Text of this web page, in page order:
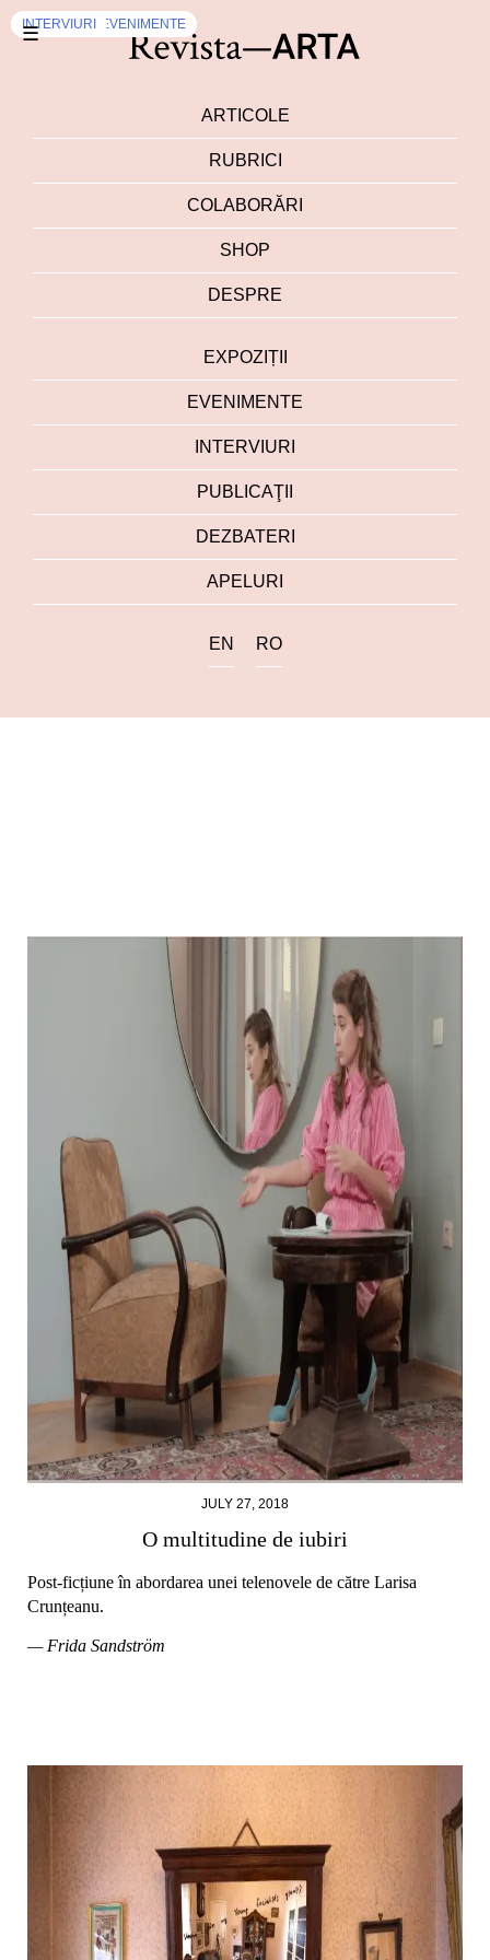
☰
ARTICOLE
RUBRICI
COLABORĂRI
SHOP
DESPRE
EXPOZIȚII
EVENIMENTE
INTERVIURI
PUBLICAŢII
DEZBATERI
APELURI
EN RO
EVENIMENTE
JULY 27, 2018
O multitudine de iubiri
Post-ficțiune în abordarea unei telenovele de către Larisa
Crunțeanu.
— Frida Sandström
DEZBATERI EVENIMENTE
INTERVIURI